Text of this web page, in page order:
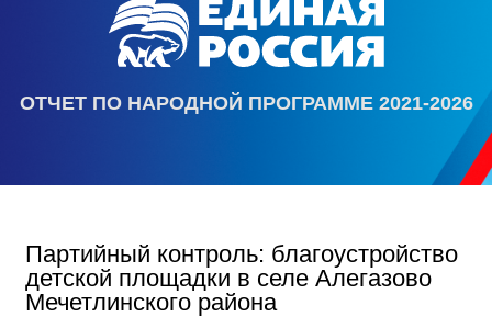
ОТЧЕТ ПО НАРОДНОЙ ПРОГРАММЕ 2021-2026
Партийный контроль: благоустройство
детской площадки в селе Алегазово
Мечетлинского района